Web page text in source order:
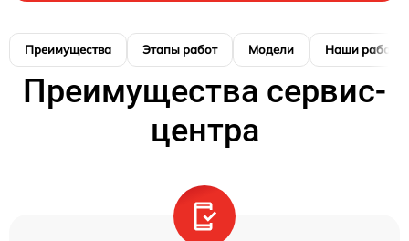
Преимущества Этапы работ Модели Наши работы
Преимущества сервис-
центра